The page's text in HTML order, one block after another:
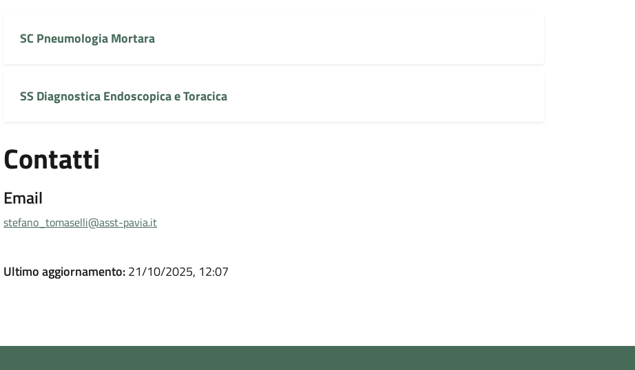
SC Pneumologia Mortara
SS Diagnostica Endoscopica e Toracica
Contatti
Email
stefano_tomaselli@asst-pavia.it
Ultimo aggiornamento:21/10/2025, 12:07